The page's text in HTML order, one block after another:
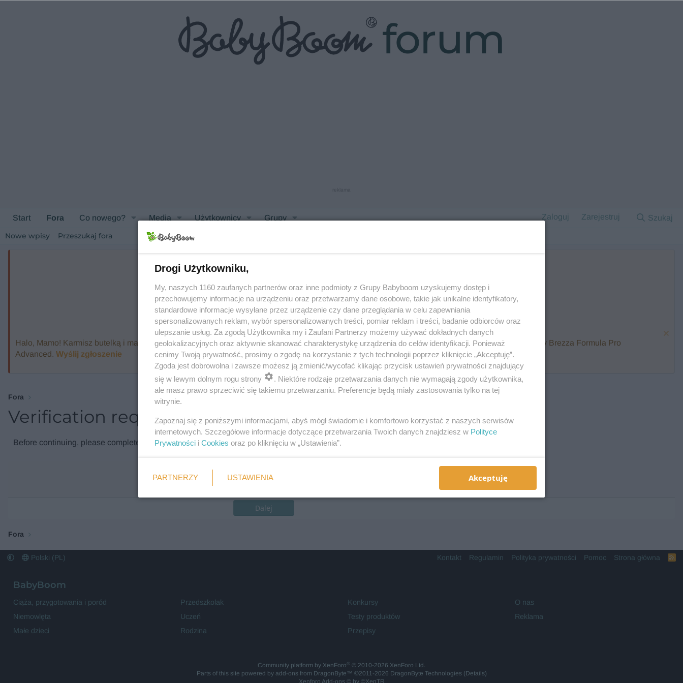
forum
Start Fora Co nowego? Media Użytkownicy Grupy Zaloguj Zarejestruj Szukaj
Nowe wpisy Przeszukaj fora
Halo, Mamo! Karmisz butelką i marzysz o ekspresie, który przygotuje mleko w kilka sekund? Opowiedz historię nocnego karmienia i zawalcz o Baby Brezza Formula Pro
Advanced. Wyślij zgłoszenie
reklama
Fora
Verification required
Before continuing, please complete the verification check.
Weryfikacja
Wymagane
Dalej
Fora
Polski (PL) Kontakt Regulamin Polityka prywatności Pomoc Strona główna
R
BabyBoom
Ciąża, przygotowania i poród
Niemowlęta
Małe dzieci
Przedszkolak
Uczeń
Rodzina
Konkursy
Testy produktów
Przepisy
O nas
Reklama
Community platform by XenForo® © 2010-2026 XenForo Ltd.
Parts of this site powered by add-ons from DragonByte™ ©2011-2026 DragonByte Technologies(Details)
Xenforo Add-ons© by ©XenTR
Drogi Użytkowniku,
My, naszych 1160 zaufanych partnerów oraz inne podmioty z Grupy Babyboom uzyskujemy dostęp i
przechowujemy informacje na urządzeniu oraz przetwarzamy dane osobowe, takie jak unikalne identyfikatory,
standardowe informacje wysyłane przez urządzenie czy dane przeglądania w celu zapewniania
spersonalizowanych reklam, wybór spersonalizowanych treści, pomiar reklam i treści, badanie odbiorców oraz
ulepszanie usług. Za zgodą Użytkownika my i Zaufani Partnerzy możemy używać dokładnych danych
geolokalizacyjnych oraz aktywnie skanować charakterystykę urządzenia do celów identyfikacji. Ponieważ
cenimy Twoją prywatność, prosimy o zgodę na korzystanie z tych technologii poprzez kliknięcie „Akceptuję”.
Zgoda jest dobrowolna i zawsze możesz ją zmienić/wycofać klikając przycisk ustawień prywatności znajdujący
się w lewym dolnym rogu strony
. Niektóre rodzaje przetwarzania danych nie wymagają zgody użytkownika,
ale masz prawo sprzeciwić się takiemu przetwarzaniu. Preferencje będą miały zastosowania tylko na tej
witrynie.
Zapoznaj się z poniższymi informacjami, abyś mógł świadomie i komfortowo korzystać z naszych serwisów
internetowych. Szczegółowe informacje dotyczące przetwarzania Twoich danych znajdziesz w Polityce
Prywatności i Cookies oraz po kliknięciu w „Ustawienia”.
PARTNERZY USTAWIENIA Akceptuję